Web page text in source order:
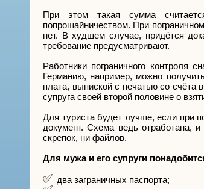
При этом такая сумма
попрошайничеством. При
нет. В худшем случае, придётся
требование предусматривают.
Работники пограничного
Германию, например, можно
плата, выпиской с печатью со счёта
супруга своей второй половине о
Для туриста будет лучше, если при
документ. Схема ведь отработана,
скрепок, ни файлов.
Для мужа и его супруги
два заграничных паспорта;